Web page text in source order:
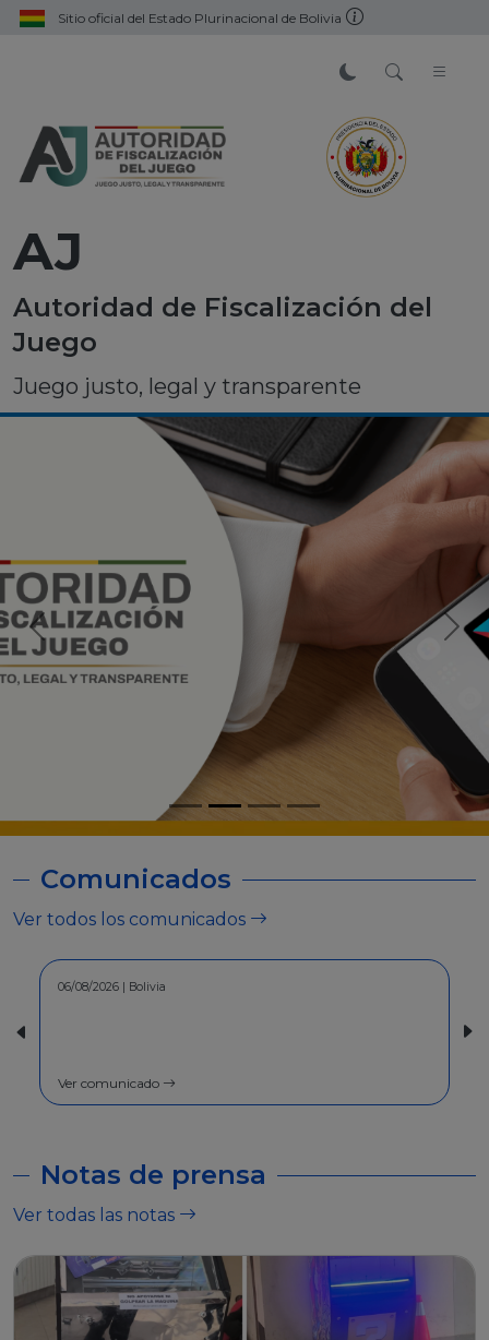
Sitio oficial del Estado Plurinacional de Bolivia
AJ
Autoridad de Fiscalización del
Juego
Juego justo, legal y transparente
Comunicados
Ver todos los comunicados
30/07/2026 | Bolivia
Ver comunicado
Notas de prensa
Ver todas las notas